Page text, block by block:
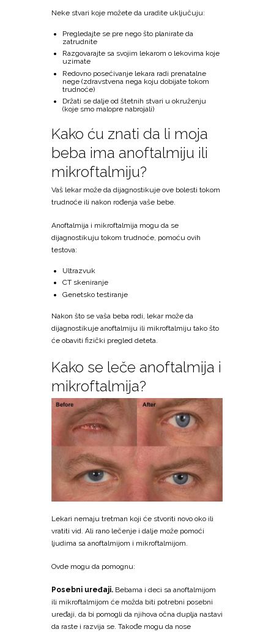
Neke stvari koje možete da uradite uključuju:
Pregledajte se pre nego što planirate da
zatrudnite
Razgovarajte sa svojim lekarom o lekovima koje
uzimate
Redovno posećivanje lekara radi prenatalne
nege (zdravstvena nega koju dobijate tokom
trudnoće)
Držati se dalje od štetnih stvari u okruženju
(koje smo malopre nabrojali)
Kako ću znati da li moja
beba ima anoftalmiju ili
mikroftalmiju?
Vaš lekar može da dijagnostikuje ove bolesti tokom
trudnoće ili nakon rođenja vaše bebe.
Anoftalmija i mikroftalmija mogu da se
dijagnostikuju tokom trudnoće, pomoću ovih
testova:
Ultrazvuk
CT skeniranje
Genetsko testiranje
Nakon što se vaša beba rodi, lekar može da
dijagnostikuje anoftalmiju ili mikroftalmiju tako što
će obaviti fizički pregled deteta.
Kako se leče anoftalmija i
mikroftalmija?
Lekari nemaju tretman koji će stvoriti novo oko ili
vratiti vid. Ali rano lečenje i dalje može pomoći
ljudima sa anoftalmijom i mikroftalmijom.
Ovde mogu da pomognu:
Posebni uređaji. Bebama i deci sa anoftalmijom
ili mikroftalmijom će možda biti potrebni posebni
uređaji, da bi pomogli da njihova očna duplja nastavi
da raste i razvija se. Takođe mogu da nose